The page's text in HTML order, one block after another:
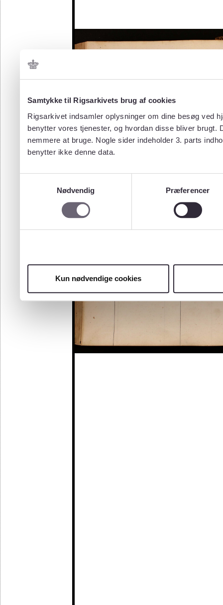
Samtykke til Rigsarkivets brug af cookies
Rigsarkivet indsamler oplysninger om dine besøg ved
benytter vores tjenester, og hvordan disse bliver
nemmere at bruge. Nogle sider indeholder 3. parts
benytter ikke denne data.
Nødvendig
Præferencer
Kun nødvendige cookies